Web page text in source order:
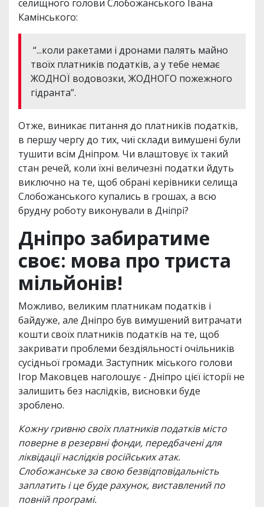
селищного голови Слобожанського Івана
Камінського:
“...коли ракетами і дронами палять майно
твоїх платників податків, а у тебе немає
ЖОДНОЇ водовозки, ЖОДНОГО пожежного
гідранта”.
Отже, виникає питання до платників податків,
в першу чергу до тих, чиї склади вимушені були
тушити всім Дніпром. Чи влаштовує їх такий
стан речей, коли їхні величезні податки йдуть
виключно на те, щоб обрані керівники селища
Слобожанського купались в грошах, а всю
брудну роботу виконували в Дніпрі?
Дніпро забиратиме
своє: мова про триста
мільйонів!
Можливо, великим платникам податків і
байдуже, але Дніпро був вимушений витрачати
кошти своїх платників податків на те, щоб
закривати проблеми бездіяльності очільників
сусідньої громади. Заступник міського голови
Ігор Маковцев наголошує - Дніпро цієї історії не
залишить без наслідків, висновки буде
зроблено.
Кожну гривню своїх платників податків місто
поверне в резервні фонди, передбачені для
ліквідації наслідків російських атак.
Слобожанське за свою безвідповідальність
заплатить і це буде рахунок, виставлений по
повній програмі.